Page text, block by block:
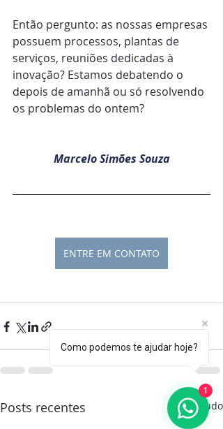
Então pergunto: as nossas empresas
possuem processos, plantas de
serviços, reuniões dedicadas à
inovação? Estamos debatendo o
depois de amanhã ou só resolvendo
os problemas do ontem?
Marcelo Simões Souza
ENTRE EM CONTATO
Posts recentes Ver tudo
Como podemos te ajudar hoje?
1